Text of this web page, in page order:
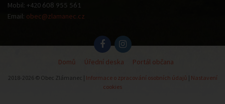
Mobil: +420 608 955 561
Email: obec@zlamanec.cz
Domů Úřední deska Portál občana
2018-2026 © Obec Zlámanec | Informace o zpracování osobních údajů | Nastavení
cookies